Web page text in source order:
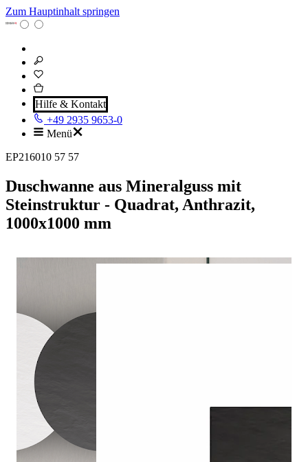
Zum Hauptinhalt springen
Hilfe & Kontakt
+49 2935 9653-0
Menü
EP216010 57 57
Duschwanne aus Mineralguss mit
Steinstruktur - Quadrat, Anthrazit,
1000x1000 mm